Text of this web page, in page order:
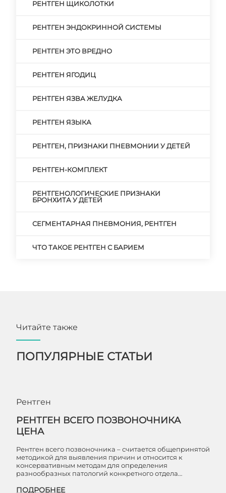
РЕНТГЕН ЩИКОЛОТКИ
РЕНТГЕН ЭНДОКРИННОЙ СИСТЕМЫ
РЕНТГЕН ЭТО ВРЕДНО
РЕНТГЕН ЯГОДИЦ
РЕНТГЕН ЯЗВА ЖЕЛУДКА
РЕНТГЕН ЯЗЫКА
РЕНТГЕН, ПРИЗНАКИ ПНЕВМОНИИ У ДЕТЕЙ
РЕНТГЕН-КОМПЛЕКТ
РЕНТГЕНОЛОГИЧЕСКИЕ ПРИЗНАКИ
БРОНХИТА У ДЕТЕЙ
СЕГМЕНТАРНАЯ ПНЕВМОНИЯ, РЕНТГЕН
ЧТО ТАКОЕ РЕНТГЕН С БАРИЕМ
Читайте также
ПОПУЛЯРНЫЕ СТАТЬИ
Рентген
РЕНТГЕН ВСЕГО ПОЗВОНОЧНИКА
ЦЕНА
Рентген всего позвоночника – считается общепринятой
методикой для выявления причин и относится к
консервативным методам для определения
разнообразных патологий конкретного отдела…
ПОДРОБНЕЕ